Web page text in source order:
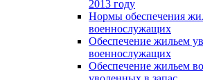
2013 году
Нормы обеспечения
военнослужащих
Обеспечение жильем
военнослужащих
Обеспечение жильем